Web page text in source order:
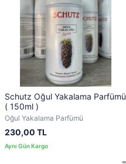
Schutz Oğul Yakalama Parfümü
( 150ml )
Oğul Yakalama Parfümü
230,00 TL